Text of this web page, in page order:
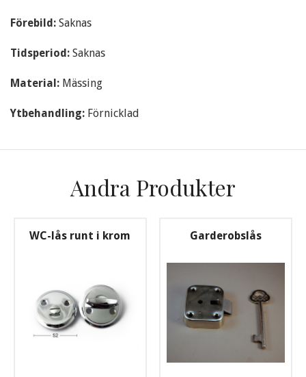
Förebild: Saknas
Tidsperiod: Saknas
Material: Mässing
Ytbehandling: Förnicklad
Andra Produkter
WC-lås runt i krom Garderobslås